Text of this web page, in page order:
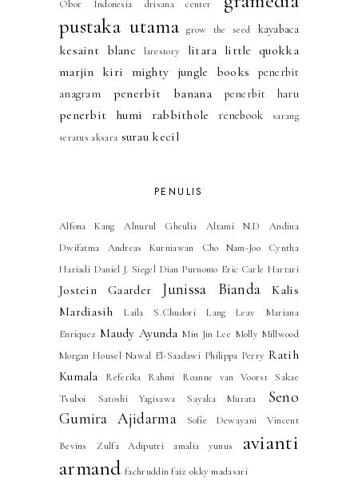
Obor Indonesia
drisana center
pustaka utama grow the seed kayabaca
kesaint blanc larestory litara little quokka
marjin kiri mighty jungle books
penerbit
anagram
penerbit banana penerbit haru
penerbit humi rabbithole renebook
sarang
seratus aksara surau kecil
PENULIS
Alfona Kang Alnurul Gheulia Altami N.D
Andina
Dwifatma
Andreas Kurniawan Cho Nam-Joo
Cyntha
Hariadi Daniel J. Siegel Dian Purnomo Eric Carle Hartari
Jostein Gaarder Junissa Bianda
Kalis
Mardiasih
Laila S.Chudori Lang Leav
Mariana
Enríquez Maudy Ayunda Min Jin Lee Molly Millwood
Morgan Housel Nawal El-Saadawi Philippa Perry Ratih
Kumala
Referika Rahmi Roanne van Voorst
Sakae
Tsuboi
Satoshi Yagisawa Sayaka Murata
Seno
Gumira Ajidarma
Sofie Dewayani
Vincent
Bevins
Zulfa Adiputri amalia yunus
avianti
armand fachruddin faiz okky madasari